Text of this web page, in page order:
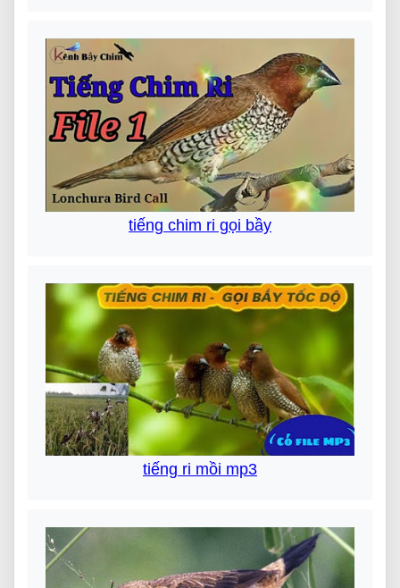
tiếng chim ri gọi bầy
tiếng ri mồi mp3